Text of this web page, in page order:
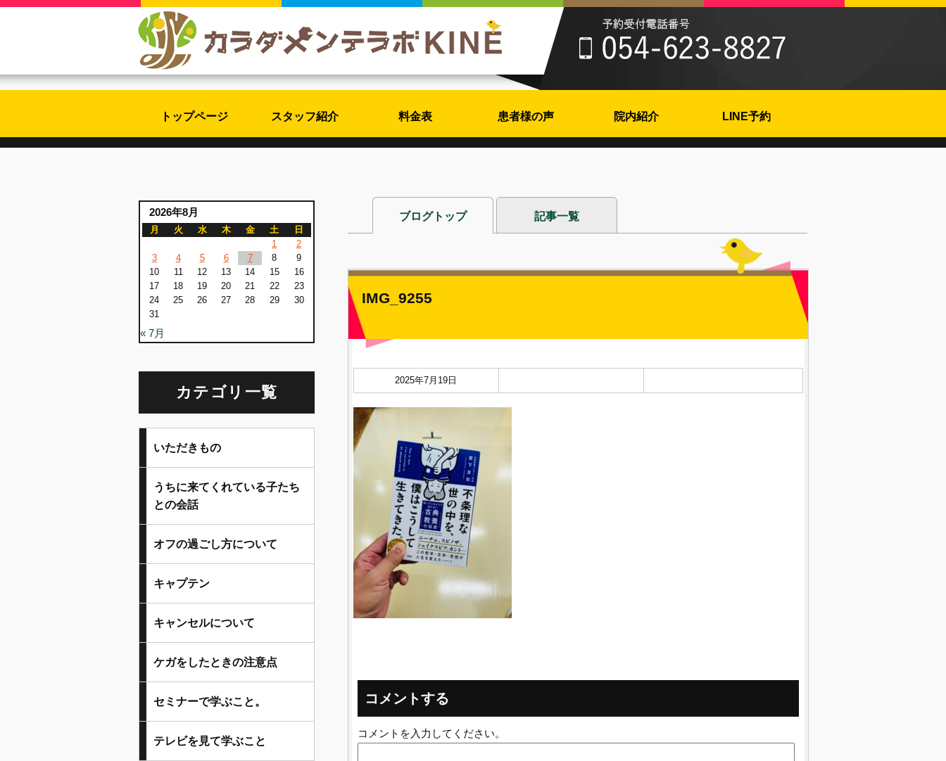
トップページ スタッフ紹介 料金表 患者様の声 院内紹介 LINE予約
ブログトップ 記事一覧
IMG_9255
2025年7月19日
コメントする
コメントを入力してください。
2026年8月
月 火 水 木 金 土
日
1
2
3
4 5 6 7 8
9
10
11 12 13 14 15
16
17
18 19 20 21 22
23
24
25 26 27 28 29
30
31
« 7月
カテゴリ一覧
いただきもの
うちに来てくれている子たち
との会話
オフの過ごし方について
キャプテン
キャンセルについて
ケガをしたときの注意点
セミナーで学ぶこと。
テレビを見て学ぶこと